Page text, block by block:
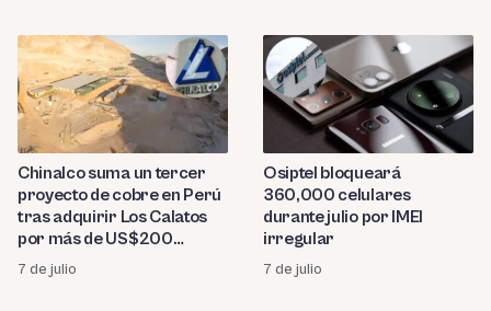
Chinalco suma un tercer
proyecto de cobre en Perú
tras adquirir Los Calatos
por más de US$200
millones
7 de julio
Osiptel bloqueará
360,000 celulares
durante julio por IMEI
irregular
7 de julio